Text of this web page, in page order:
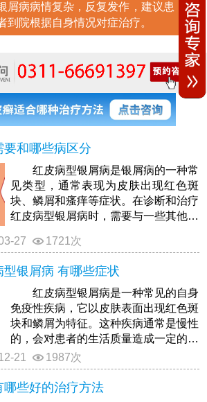
屑病病情复杂，反复发作，建议患
到院根据自身情况对症治疗。
和哪些病区分
红皮病型银屑病是银屑病的一种常
见类型，通常表现为皮肤出现红色斑
块、鳞屑和瘙痒等症状。在诊断和治疗
红皮病型银屑病时，需要与一些其他皮
27 1721次
银屑病 有哪些症状
红皮病型银屑病是一种常见的自身
免疫性疾病，它以皮肤表面出现红色斑
块和鳞屑为特征。这种疾病通常是慢性
的，会对患者的生活质量造成一定的影
响。下面将详细介绍红皮病型银
21 1987次
些好的治疗方法